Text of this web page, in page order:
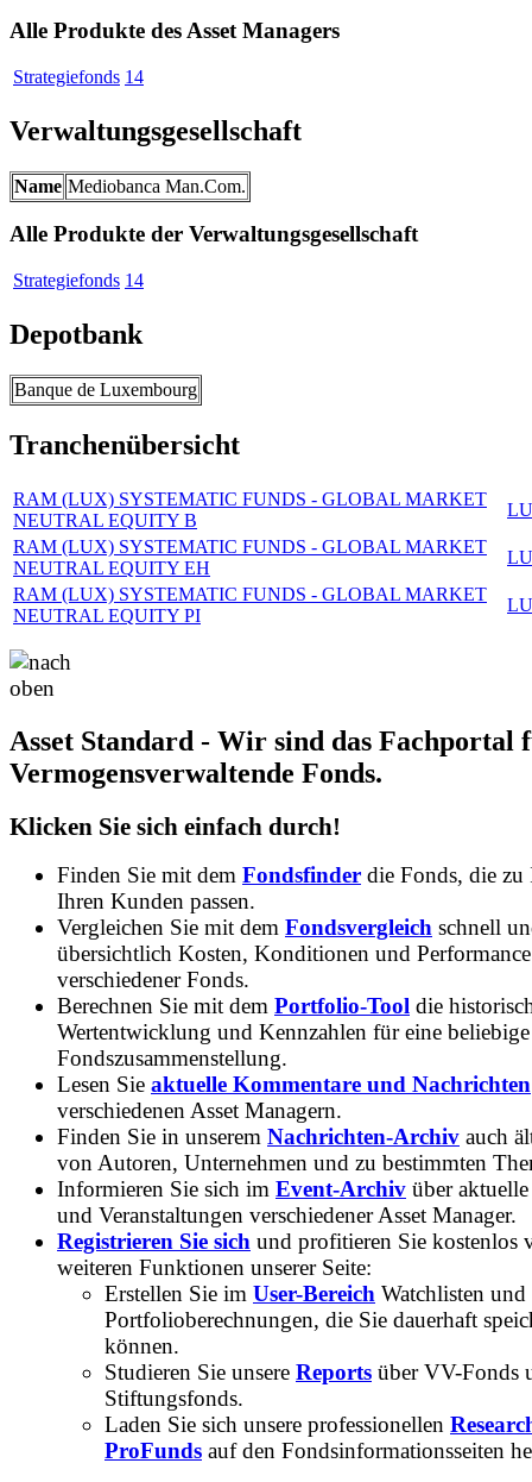
Alle Produkte des Asset Managers
Strategiefonds 14
Verwaltungsgesellschaft
Name Mediobanca Man.Com.
Alle Produkte der Verwaltungsgesellschaft
Strategiefonds 14
Depotbank
Banque de Luxembourg
Tranchenübersicht
RAM (LUX) SYSTEMATIC FUNDS - GLOBAL MARKET
NEUTRAL EQUITY B
RAM (LUX) SYSTEMATIC FUNDS - GLOBAL MARKET
NEUTRAL EQUITY EH
RAM (LUX) SYSTEMATIC FUNDS - GLOBAL MARKET
NEUTRAL EQUITY PI
Asset Standard - Wir sind das Fachportal
Vermogensverwaltende Fonds.
Klicken Sie sich einfach durch!
Finden Sie mit dem Fondsfinder die Fonds, die zu
Ihren Kunden passen.
Vergleichen Sie mit dem Fondsvergleich schnell
übersichtlich Kosten, Konditionen und Performance
verschiedener Fonds.
Berechnen Sie mit dem Portfolio-Tool die
Wertentwicklung und Kennzahlen für eine beliebige
Fondszusammenstellung.
Lesen Sie aktuelle Kommentare und Nachrichten
verschiedenen Asset Managern.
Finden Sie in unserem Nachrichten-Archiv auch
von Autoren, Unternehmen und zu bestimmten
Informieren Sie sich im Event-Archiv über
und Veranstaltungen verschiedener Asset Manager.
Registrieren Sie sich und profitieren Sie kostenlos
weiteren Funktionen unserer Seite:
Erstellen Sie im User-Bereich Watchlisten und
Portfolioberechnungen, die Sie dauerhaft
können.
Studieren Sie unsere Reports über VV-Fonds
Stiftungsfonds.
Laden Sie sich unsere professionellen
ProFunds auf den Fondsinformationsseiten